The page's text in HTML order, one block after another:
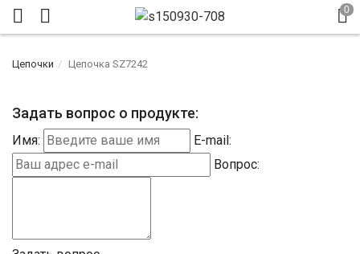
Цепочки Цепочка SZ7242
Задать вопрос о продукте:
Имя:
E-mail:
Вопрос: